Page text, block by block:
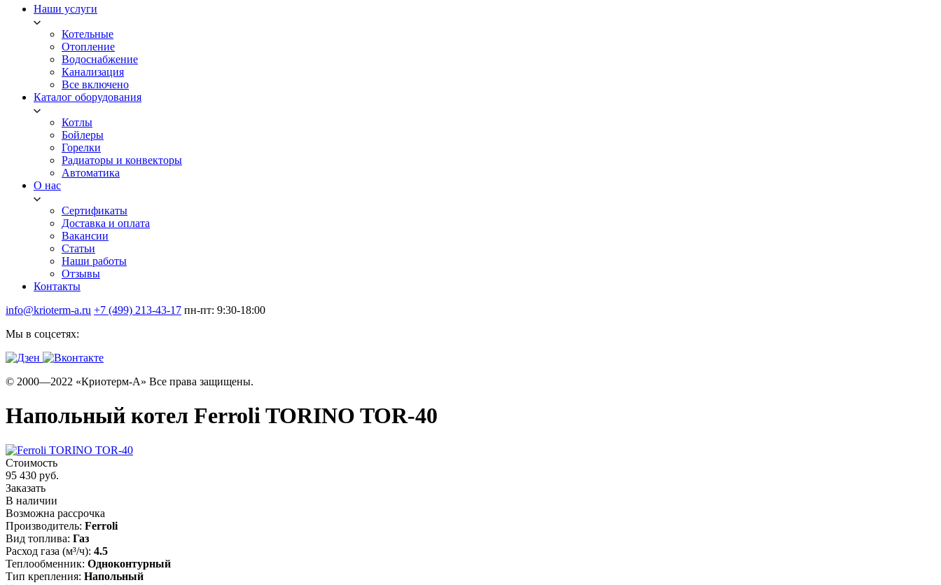
Наши услуги
Котельные
Отопление
Водоснабжение
Канализация
Все включено
Каталог оборудования
Котлы
Бойлеры
Горелки
Радиаторы и конвекторы
Автоматика
О нас
Сертификаты
Доставка и оплата
Вакансии
Статьи
Наши работы
Отзывы
Контакты
info@krioterm-a.ru +7 (499) 213-43-17 пн-пт: 9:30-18:00
Мы в соцсетях:
© 2000—2022 «Криотерм-А» Все права защищены.
Напольный котел Ferroli TORINO TOR-40
Стоимость
95 430 руб.
Заказать
В наличии
Возможна рассрочка
Производитель: Ferroli
Вид топлива: Газ
Расход газа (м³/ч): 4.5
Теплообменник: Одноконтурный
Тип крепления: Напольный